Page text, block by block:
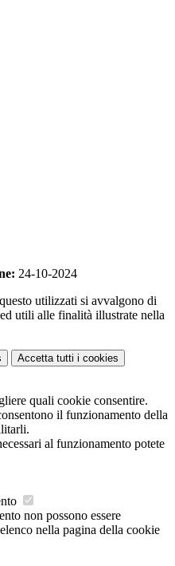
24-10-2024
utilizzati si avvalgono di
utili alle finalità illustrate nella
Accetta tutti i cookies
quali cookie consentire.
il funzionamento della
al funzionamento potete
non possono essere
nella pagina della cookie